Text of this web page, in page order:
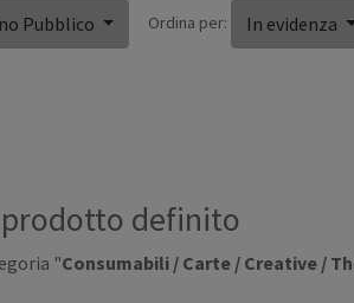
Pubblico Ordina per: In evidenza
prodotto definito
"Consumabili / Carte / Creative /